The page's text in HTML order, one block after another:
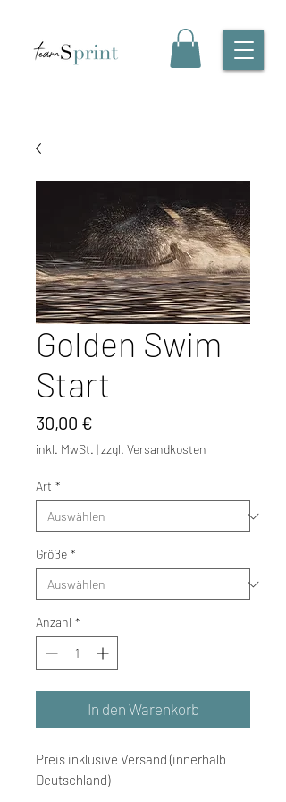
Golden Swim
Start
30,00 €
inkl. MwSt. |zzgl. Versandkosten
Art *
Größe *
Anzahl *
In den Warenkorb
Preis inklusive Versand (innerhalb
Deutschland)